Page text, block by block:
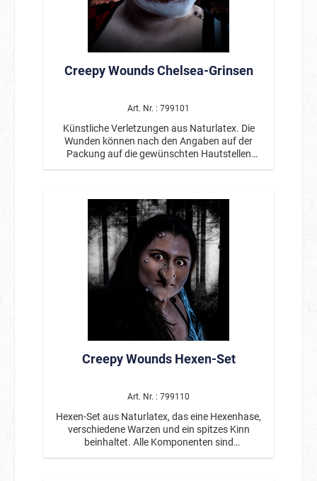
Creepy Wounds Chelsea-Grinsen
Art. Nr. : 799101
Künstliche Verletzungen aus Naturlatex. Die
Wunden können nach den Angaben auf der
Packung auf die gewünschten Hautstellen
Creepy Wounds Hexen-Set
Art. Nr. : 799110
Hexen-Set aus Naturlatex, das eine Hexenhase,
verschiedene Warzen und ein spitzes Kinn
beinhaltet. Alle Komponenten sind
wiederverwendbar. Inklusive eines Hautklebers.